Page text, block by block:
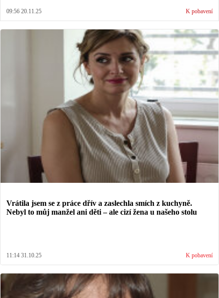
09:56 20.11.25 K pobavení
Vrátila jsem se z práce dřív a zaslechla smích z kuchyně.
Nebyl to můj manžel ani děti – ale cizí žena u našeho stolu
11:14 31.10.25 K pobavení